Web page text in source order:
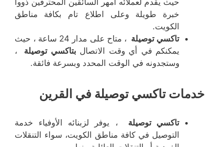
خبرة طويلة وعلى اطلاع تام بكافة مناطق
الكويت.
تاكسي توصيلة
، متاح على مدار 24 ساعة ، حيث
يمكنكم في أي وقت الاتصال بتاكسي توصيلة
،
وستجدونه في الوقت المحدد وبسرعة فائقة.
خدمات تاكسي توصيلة في القرين
تاكسي توصيلة
، يوفر لزبنائه الأوفياء خدمة
التوصيل في كافة مناطق الكويت، سواء التنقلات